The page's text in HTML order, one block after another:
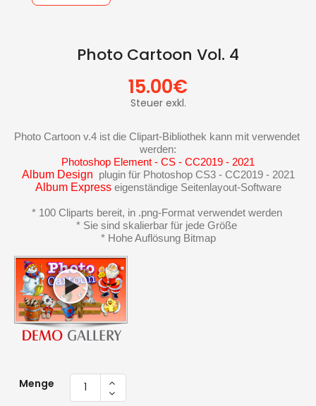
Photo Cartoon Vol. 4
15.00€
Steuer exkl.
Photo Cartoon v.4 ist die Clipart-Bibliothek kann mit verwendet
werden:
Photoshop Element - CS - CC2019 - 2021
Album Design
  plugin für Photoshop CS3 - CC2019 - 2021
Album Express eigenständige Seitenlayout-Software
* 100 Cliparts bereit, in .png-Format verwendet werden
* Sie sind skalierbar für jede Größe
* Hohe Auflösung Bitmap
Menge